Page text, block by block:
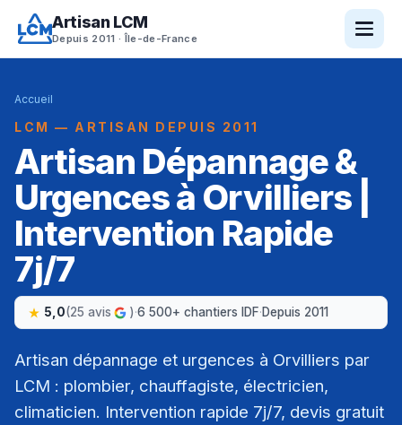
Artisan LCM
Depuis 2011 · Île-de-France
Accueil
LCM — ARTISAN DEPUIS 2011
Artisan Dépannage &
Urgences à Orvilliers |
Intervention Rapide
7j/7
5,0(25 avis )·6 500+ chantiers IDF·Depuis 2011
Artisan dépannage et urgences à Orvilliers par
LCM : plombier, chauffagiste, électricien,
climaticien. Intervention rapide 7j/7, devis gratuit